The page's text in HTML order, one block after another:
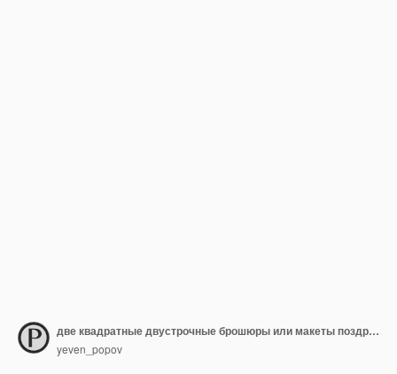
две квадратные двустрочные брошюры или макеты поздравительных открыток
yeven_popov